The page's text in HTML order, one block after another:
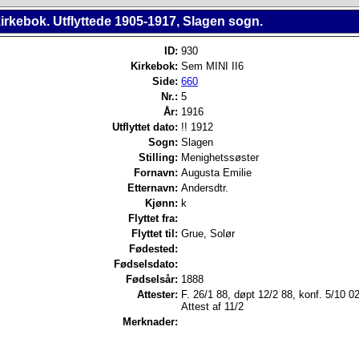
Utflyttede 1905-1917, Slagen sogn.
ID: 930
Kirkebok: Sem MINI II6
Side: 660
Nr.: 5
År: 1916
Utflyttet dato: !! 1912
Sogn: Slagen
Stilling: Menighetssøster
Fornavn: Augusta Emilie
Etternavn: Andersdtr.
Kjønn: k
Flyttet fra:
Flyttet til: Grue, Solør
Fødested:
Fødselsdato:
Fødselsår: 1888
Attester: F. 26/1 88, døpt 12/2 88, konf. 5/10
Attest af 11/2
Merknader: